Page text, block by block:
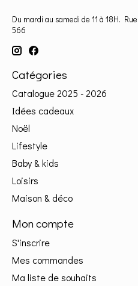
Du mardi au samedi de 11 à 18H.
566
Catégories
Catalogue 2025 - 2026
Idées cadeaux
Noël
Lifestyle
Baby & kids
Loisirs
Maison & déco
Mon compte
S'inscrire
Mes commandes
Ma liste de souhaits